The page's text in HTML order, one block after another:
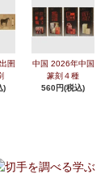
圉
)
中国 2026年中国
篆刻４種
560円(税込)